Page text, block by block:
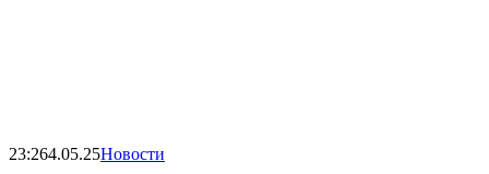
23:264.05.25Новости